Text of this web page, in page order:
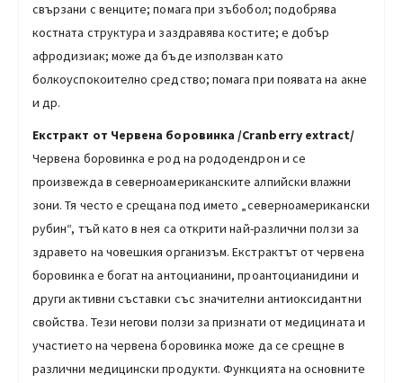
свързани с венците; помага при зъбобол; подобрява
костната структура и заздравява костите; е добър
афродизиак; може да бъде използван като
болкоуспокоително средство; помага при появата на акне
и др.
Екстракт от Червена боровинка /Cranberry еxtract/
Червена боровинка е род на рододендрон и се
произвежда в северноамериканските алпийски влажни
зони. Тя често е срещана под името „северноамерикански
рубин“, тъй като в нея са открити най-различни ползи за
здравето на човешкия организъм. Екстрактът от червена
боровинка е богат на антоцианини, проантоцианидини и
други активни съставки със значителни антиоксидантни
свойства. Тези негови ползи за признати от медицината и
участието на червена боровинка може да се срещне в
различни медицински продукти. Функцията на основните